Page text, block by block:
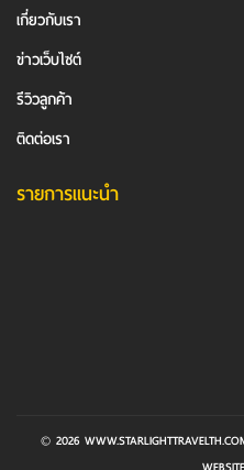
เกี่ยวกับเรา
ข่าวเว็บไซต์
รีวิวลูกค้า
ติดต่อเรา
รายการแนะนำ
© 2026